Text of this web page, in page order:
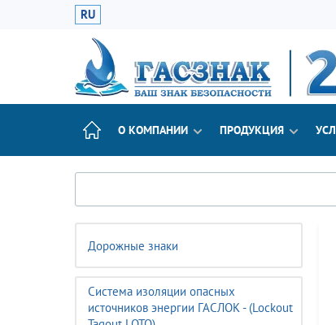
RU
О КОМПАНИИ ПРОДУКЦИЯ
Дорожные знаки
Система изоляции опасных
источников энергии ГАСЛОК - (Lockout